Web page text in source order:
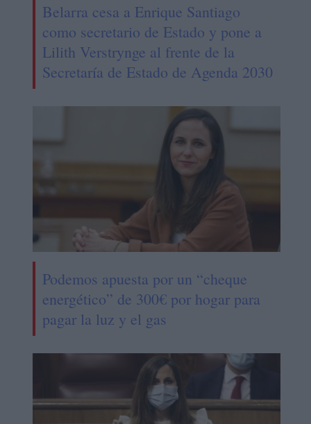
Belarra cesa a Enrique Santiago
como secretario de Estado y pone a
Lilith Verstrynge al frente de la
Secretaría de Estado de Agenda 2030
Podemos apuesta por un “cheque
energético” de 300€ por hogar para
pagar la luz y el gas